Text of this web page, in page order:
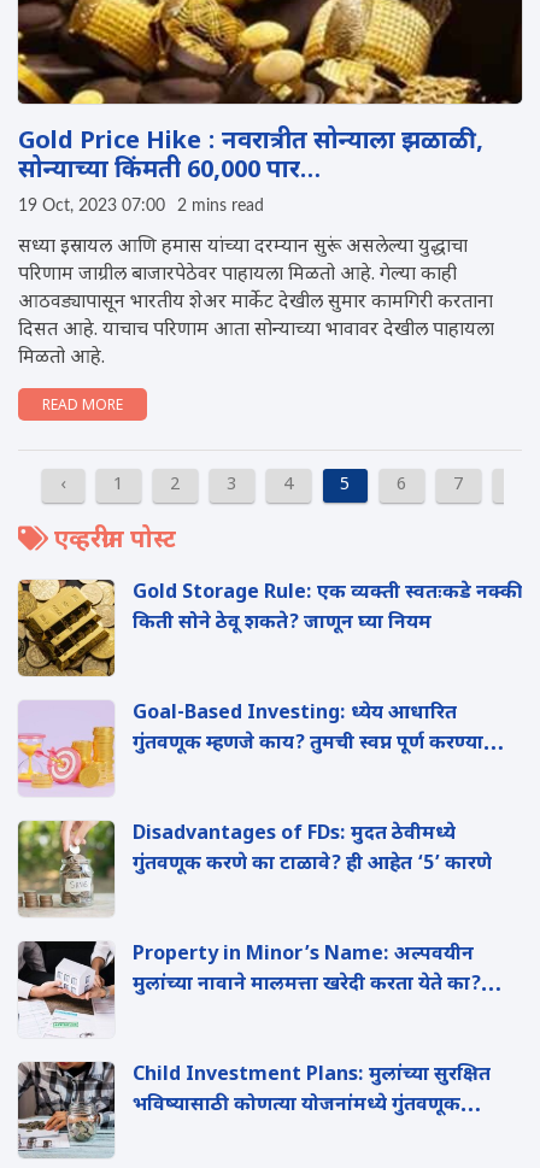
Gold Price Hike : नवरात्रीत सोन्याला झळाळी,
सोन्याच्या किंमती 60,000 पार…
19 Oct, 2023 07:00 2 mins read
सध्या इस्रायल आणि हमास यांच्या दरम्यान सुरूं असलेल्या युद्धाचा
परिणाम जाग्रील बाजारपेठेवर पाहायला मिळतो आहे. गेल्या काही
आठवड्यापासून भारतीय शेअर मार्केट देखील सुमार कामगिरी करताना
दिसत आहे. याचाच परिणाम आता सोन्याच्या भावावर देखील पाहायला
मिळतो आहे.
READ MORE
‹ 1 2 3 4 5 6 7
एव्हरग्रीन पोस्ट
Gold Storage Rule: एक व्यक्ती स्वतःकडे नक्की
किती सोने ठेवू शकते? जाणून घ्या नियम
Goal-Based Investing: ध्येय आधारित
गुंतवणूक म्हणजे काय? तुमची स्वप्न पूर्ण करण्यासाठी
Disadvantages of FDs: मुदत ठेवीमध्ये
गुंतवणूक करणे का टाळावे? ही आहेत ‘5’ कारणे
Property in Minor’s Name: अल्पवयीन
मुलांच्या नावाने मालमत्ता खरेदी करता येते का?
Child Investment Plans: मुलांच्या सुरक्षित
भविष्यासाठी कोणत्या योजनांमध्ये गुंतवणूक